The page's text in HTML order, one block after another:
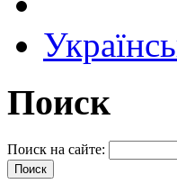
Поиск
Поиск на сайте: